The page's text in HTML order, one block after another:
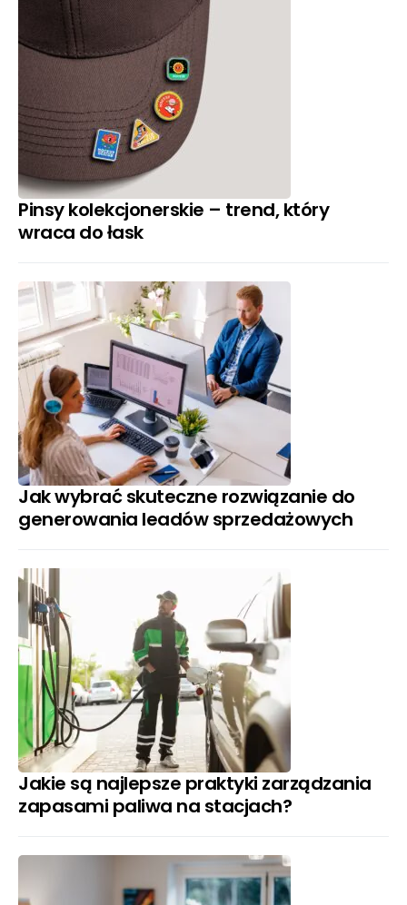
Pinsy kolekcjonerskie – trend, który
wraca do łask
Jak wybrać skuteczne rozwiązanie do
generowania leadów sprzedażowych
Jakie są najlepsze praktyki zarządzania
zapasami paliwa na stacjach?